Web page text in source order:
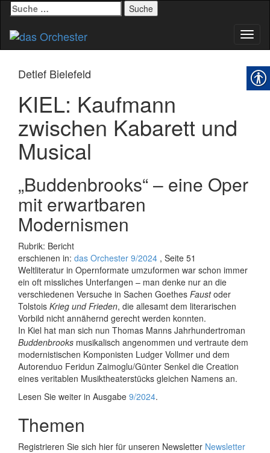
Suche
nach:
Detlef Bielefeld
KIEL: Kaufmann
zwischen Kabarett und
Musical
„Buddenbrooks“ – eine Oper
mit erwartbaren
Modernismen
Rubrik: Bericht
erschienen in: das Orchester 9/2024 , Seite 51
Weltliteratur in Opernformate umzuformen war schon immer
ein oft missliches Unterfangen – man denke nur an die
verschiedenen Versuche in Sachen Goethes Faustoder
Tolstois Krieg und Frieden, die allesamt dem literarischen
Vorbild nicht annähernd gerecht werden konnten.
In Kiel hat man sich nun Thomas Manns Jahrhundertroman
Buddenbrooks musikalisch angenommen und vertraute dem
modernistischen Komponisten Ludger Vollmer und dem
Autorenduo Feridun Zaimoglu/Günter Senkel die Creation
eines veritablen Musiktheaterstücks gleichen Namens an.
Lesen Sie weiter in Ausgabe 9/2024.
Themen
Registrieren Sie sich hier für unseren Newsletter Newsletter